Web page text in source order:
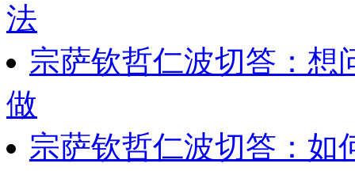
法
宗萨钦哲仁波切答：想
做
宗萨钦哲仁波切答：如